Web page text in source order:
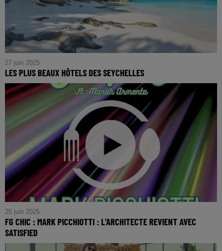
27 juin 2025
LES PLUS BEAUX HÔTELS DES SEYCHELLES
Entre luxe absolu et nature encore intacte, les Seychelles
offrent un cadre rêvé pour une parenthèse d’exception.
Archipel de granit et de corail posé sur...
25 juin 2025
FG CHIC : MARK PICCHIOTTI : L'ARCHITECTE REVIENT AVEC
SATISFIED
FG CHIC : Mark Picchiotti : L'Architecte revient avec